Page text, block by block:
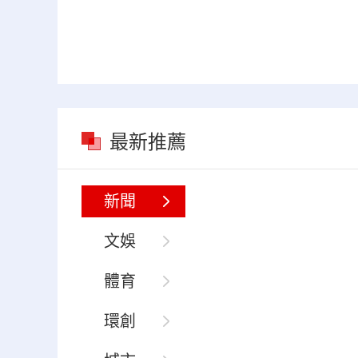
最新推薦
新聞
文娛
體育
環創